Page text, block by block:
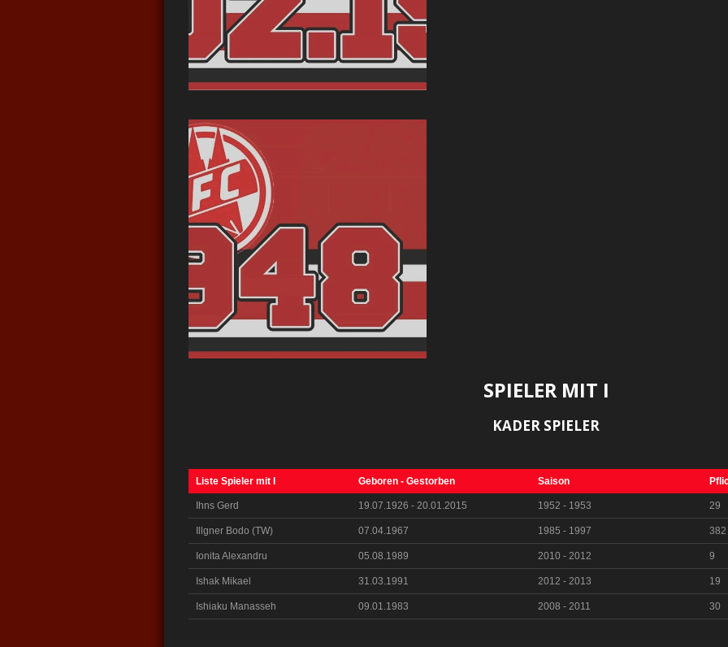
SPIELER MIT I
KADER SPIELER
Liste Spieler mit I Geboren - Gestorben Saison
Ihns Gerd 19.07.1926 - 20.01.2015 1952 - 1953 29
Illgner Bodo (TW) 07.04.1967 1985 - 1997 382
Ionita Alexandru 05.08.1989 2010 - 2012 9
Ishak Mikael 31.03.1991 2012 - 2013 19
Ishiaku Manasseh 09.01.1983 2008 - 2011 30